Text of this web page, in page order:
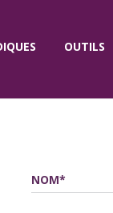
OUTILS